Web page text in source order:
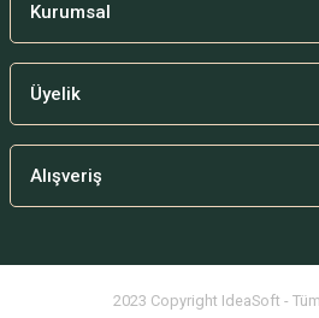
Kurumsal
Üyelik
Alışveriş
2023 Copyright IdeaSoft - Tüm